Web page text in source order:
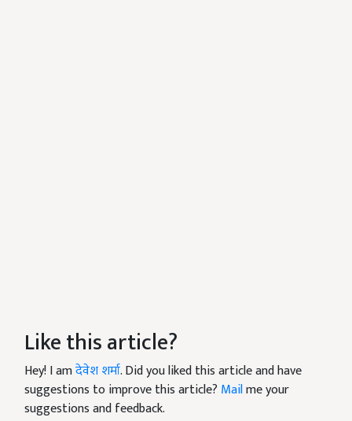
Like this article?
Hey! I amदेवेश शर्मा. Did you liked this article and have
suggestions to improve this article? Mailme your
suggestions and feedback.